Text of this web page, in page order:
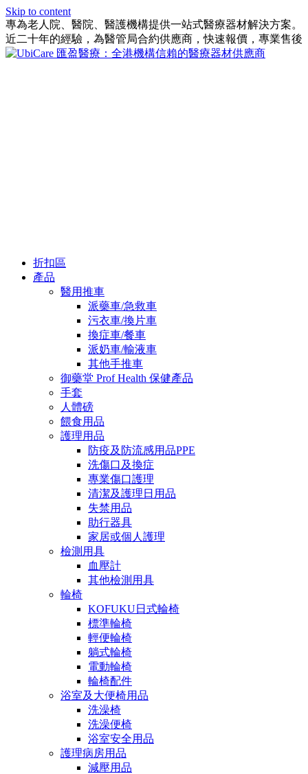
Skip to content
專為老人院、醫院、醫護機構提供一站式醫療器材解決方案。
近二十年的經驗，為醫管局合約供應商，快速報價，專業售後
折扣區
產品
醫用推車
派藥車/急救車
污衣車/換片車
換症車/餐車
派奶車/輸液車
其他手推車
御藥堂 Prof Health 保健產品
手套
人體磅
餵食用品
護理用品
防疫及防流感用品PPE
洗傷口及換症
專業傷口護理
清潔及護理日用品
失禁用品
助行器具
家居或個人護理
檢測用具
血壓計
其他檢測用具
輪椅
KOFUKU日式輪椅
標準輪椅
輕便輪椅
躺式輪椅
電動輪椅
輪椅配件
浴室及大便椅用品
洗澡椅
洗澡便椅
浴室安全用品
護理病房用品
減壓用品